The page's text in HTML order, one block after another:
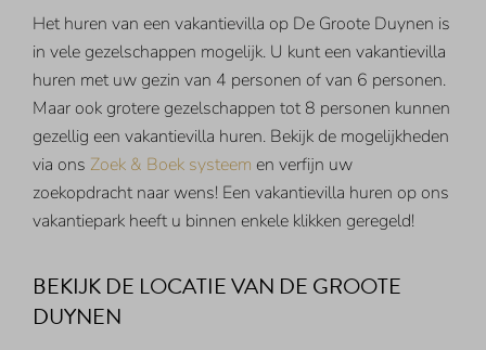
Het huren van een vakantievilla op De Groote Duynen is
in vele gezelschappen mogelijk. U kunt een vakantievilla
huren met uw gezin van 4 personen of van 6 personen.
Maar ook grotere gezelschappen tot 8 personen kunnen
gezellig een vakantievilla huren. Bekijk de mogelijkheden
via ons Zoek & Boek systeem en verfijn uw
zoekopdracht naar wens! Een vakantievilla huren op ons
vakantiepark heeft u binnen enkele klikken geregeld!
BEKIJK DE LOCATIE VAN DE GROOTE
DUYNEN